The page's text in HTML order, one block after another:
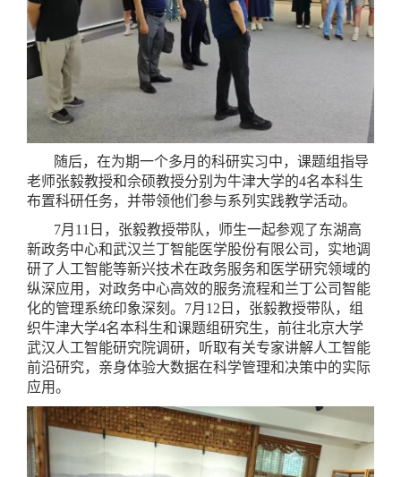
随后，在为期一个多月的科研实习中，课题组指导
老师张毅教授和佘硕教授分别为牛津大学的4名本科生
布置科研任务，并带领他们参与系列实践教学活动。
7月11日，张毅教授带队，师生一起参观了东湖高
新政务中心和武汉兰丁智能医学股份有限公司，实地调
研了人工智能等新兴技术在政务服务和医学研究领域的
纵深应用，对政务中心高效的服务流程和兰丁公司智能
化的管理系统印象深刻。7月12日，张毅教授带队，组
织牛津大学4名本科生和课题组研究生，前往北京大学
武汉人工智能研究院调研，听取有关专家讲解人工智能
前沿研究，亲身体验大数据在科学管理和决策中的实际
应用。